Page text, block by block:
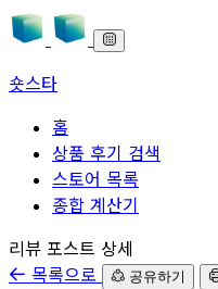
숏스타
홈
상품 후기 검색
스토어 목록
종합 계산기
본문으로 바로가기
리뷰 포스트 상세
목록으로
공유하기